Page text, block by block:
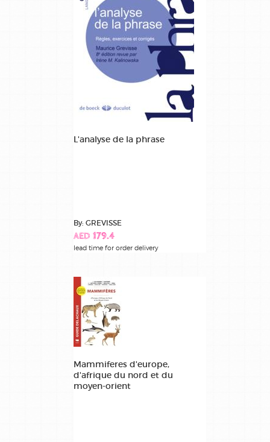
L'analyse de la phrase
By: GREVISSE
AED 179.4
lead time for order delivery
Mammiferes d'europe,
d'afrique du nord et du
moyen-orient